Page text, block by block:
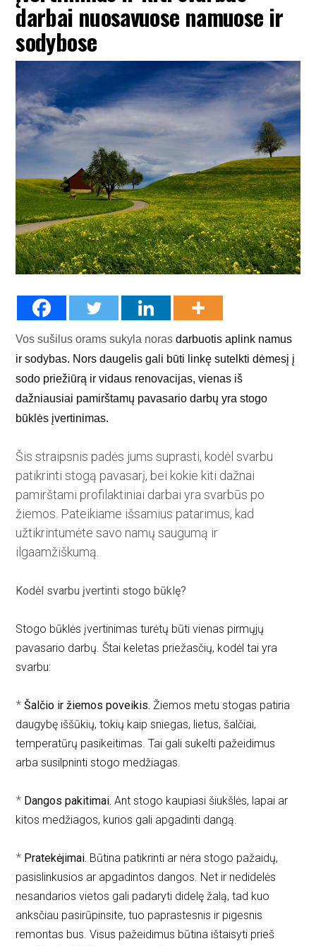
darbai nuosavuose namuose ir
sodybose
Vos sušilus orams sukyla norasdarbuotis aplink namus
ir sodybas. Nors daugelis gali būti linkę sutelkti dėmesį į
sodo priežiūrą ir vidaus renovacijas, vienas iš
dažniausiai pamirštamų pavasario darbų yra stogo
būklės įvertinimas.
Šis straipsnis padės jums suprasti, kodėl svarbu
patikrinti stogą pavasarį, bei kokie kiti dažnai
pamirštami profilaktiniai darbai yra svarbūs po
žiemos. Pateikiame išsamius patarimus, kad
užtikrintumėte savo namų saugumą ir
ilgaamžiškumą.
Kodėl svarbu įvertinti stogo būklę?
Stogo būklės įvertinimas turėtų būti vienas pirmųjų
pavasario darbų. Štai keletas priežasčių, kodėl tai yra
svarbu:
*Šalčio ir žiemos poveikis. Žiemos metu stogas patiria
daugybę iššūkių, tokių kaip sniegas, lietus, šalčiai,
temperatūrų pasikeitimas. Tai gali sukelti pažeidimus
arba susilpninti stogo medžiagas.
* Dangos pakitimai. Ant stogo kaupiasi šiukšlės, lapai ar
kitos medžiagos, kurios gali apgadinti dangą.
* Pratekėjimai. Būtina patikrinti ar nėra stogo pažaidų,
pasislinkusios ar apgadintos dangos. Net ir nedidelės
nesandarios vietos gali padaryti didelę žalą, tad kuo
anksčiau pasirūpinsite, tuo paprastesnis ir pigesnis
remontas bus. Visus pažeidimus būtina ištaisyti prieš